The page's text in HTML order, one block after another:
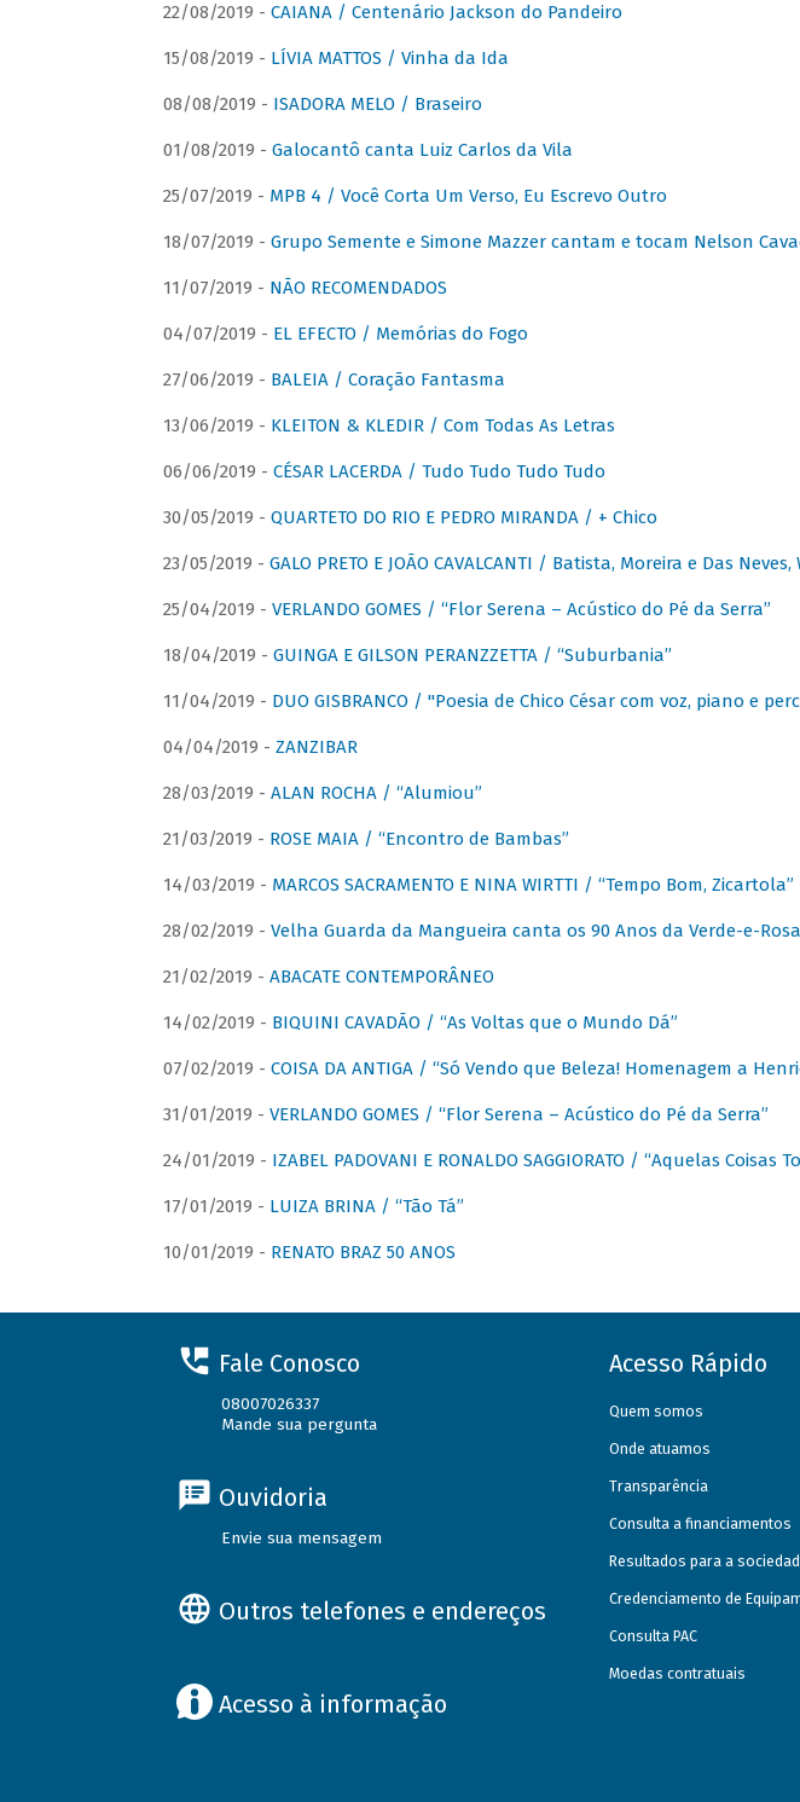
22/08/2019 - CAIANA / Centenário Jackson do Pandeiro
15/08/2019 - LÍVIA MATTOS / Vinha da Ida
08/08/2019 - ISADORA MELO / Braseiro
01/08/2019 - Galocantô canta Luiz Carlos da Vila
25/07/2019 - MPB 4 / Você Corta Um Verso, Eu Escrevo Outro
18/07/2019 - Grupo Semente e Simone Mazzer cantam e tocam Nelson
11/07/2019 - NÃO RECOMENDADOS
04/07/2019 - EL EFECTO / Memórias do Fogo
27/06/2019 - BALEIA / Coração Fantasma
13/06/2019 - KLEITON & KLEDIR / Com Todas As Letras
06/06/2019 - CÉSAR LACERDA / Tudo Tudo Tudo Tudo
30/05/2019 - QUARTETO DO RIO E PEDRO MIRANDA / + Chico
23/05/2019 - GALO PRETO E JOÃO CAVALCANTI / Batista, Moreira e Das
25/04/2019 - VERLANDO GOMES / “Flor Serena – Acústico do Pé da Serra”
18/04/2019 - GUINGA E GILSON PERANZZETTA / “Suburbania”
11/04/2019 - DUO GISBRANCO / "Poesia de Chico César com voz, piano e
04/04/2019 - ZANZIBAR
28/03/2019 - ALAN ROCHA / “Alumiou”
21/03/2019 - ROSE MAIA / “Encontro de Bambas”
14/03/2019 - MARCOS SACRAMENTO E NINA WIRTTI / “Tempo Bom, Zicartola”
28/02/2019 - Velha Guarda da Mangueira canta os 90 Anos da Verde-e-
21/02/2019 - ABACATE CONTEMPORÂNEO
14/02/2019 - BIQUINI CAVADÃO / “As Voltas que o Mundo Dá”
07/02/2019 - COISA DA ANTIGA / “Só Vendo que Beleza! Homenagem a
31/01/2019 - VERLANDO GOMES / “Flor Serena – Acústico do Pé da Serra”
24/01/2019 - IZABEL PADOVANI E RONALDO SAGGIORATO / “Aquelas Coisas
17/01/2019 - LUIZA BRINA / “Tão Tá”
10/01/2019 - RENATO BRAZ 50 ANOS
Fale Conosco
08007026337
Mande sua pergunta
Ouvidoria
Envie sua mensagem
Outros telefones e endereços
Acesso à informação
Acesso Rápido
Quem somos
Onde atuamos
Transparência
Consulta a financiamentos
Resultados para a
Credenciamento de
Consulta PAC
Moedas contratuais